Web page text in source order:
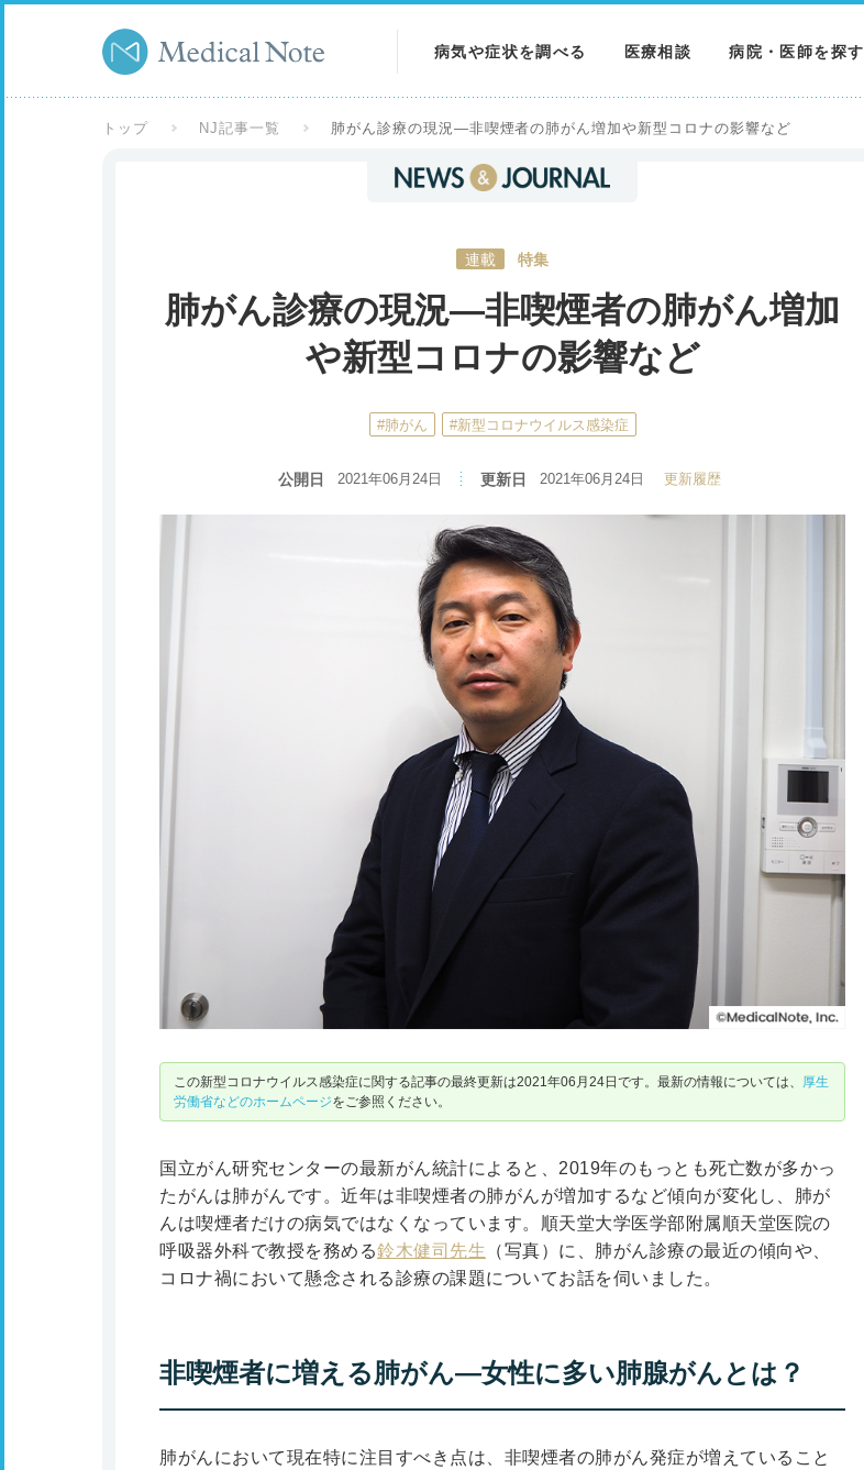
病気や症状を調べる
症状を調べる
医療相談 病院・医師を探す
トップ NJ記事一覧 肺がん診療の現況―非喫煙者の肺がん増加や新型コロナの影響など
連載 特集
肺がん診療の現況―非喫煙者の肺がん増加
や新型コロナの影響など
#肺がん #新型コロナウイルス感染症
公開日 2021年06月24日 更新日 2021年06月24日 更新履歴
この新型コロナウイルス感染症に関する記事の最終更新は2021年06月24日です。最新の情報については、 厚生
労働省などのホームページをご参照ください。
国立がん研究センターの最新がん統計によると、2019年のもっとも死亡数が多かっ
たがんは肺がんです。近年は非喫煙者の肺がんが増加するなど傾向が変化し、肺が
んは喫煙者だけの病気ではなくなっています。順天堂大学医学部附属順天堂医院の
呼吸器外科で教授を務める鈴木健司先生 （写真）に、肺がん診療の最近の傾向や、
コロナ禍において懸念される診療の課題についてお話を伺いました。
非喫煙者に増える肺がん―女性に多い肺腺がんとは？
肺がんにおいて現在特に注目すべき点は、非喫煙者の肺がん発症が増えていること